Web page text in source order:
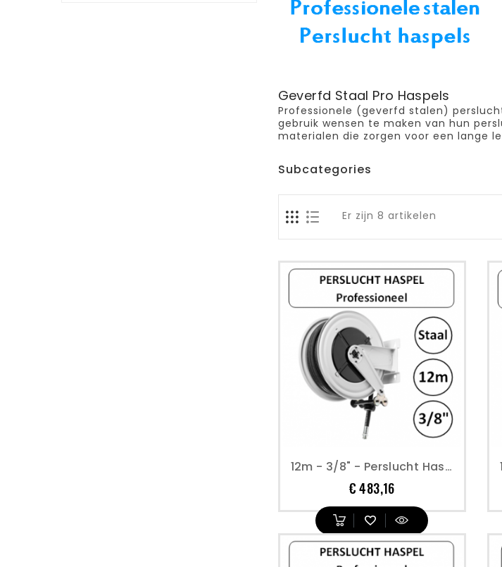
Geverfd Staal Pro Haspels
Professionele (geverfd stalen)
gebruik wensen te maken van hun
materialen die zorgen voor een lange
Subcategories
Er zijn 8 artikelen
12m - 3/8" - Perslucht Haspel - Open Model - Geverfd Staal - Type 1
€ 483,16Prijs